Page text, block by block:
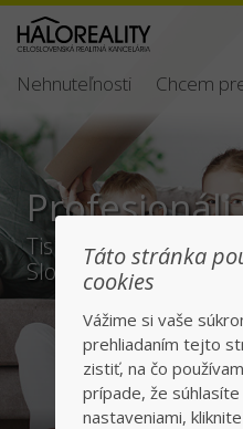
Nehnuteľnosti Chcem
realitách
po celom
Táto stránka
cookies
Vážime si vaše
prehliadaním tejto
zistiť, na čo
prípade, že
nastaveniami,